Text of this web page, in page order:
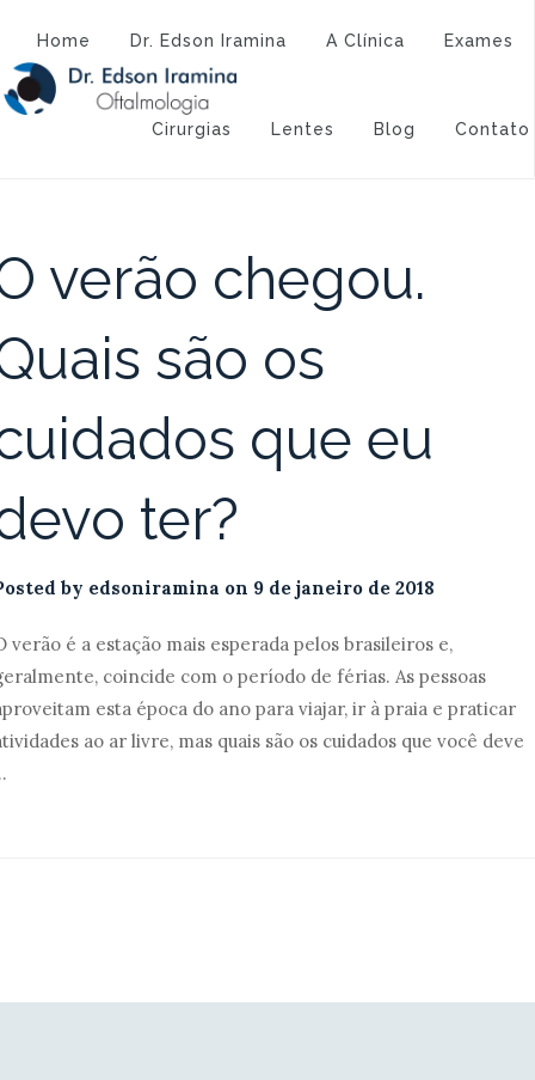
Home Dr. Edson Iramina A Clínica Exames
Cirurgias Lentes Blog Contato
Verão
verão chegou.
são os
que eu
ter?
by edsoniramina on 9 de janeiro de 2018
verão é a estação mais esperada pelos brasileiros e,
coincide com o período de férias. As pessoas
esta época do ano para viajar, ir à praia e praticar
ao ar livre, mas quais são os cuidados que você deve